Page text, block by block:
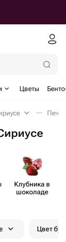
Цветы
Клубника в
шоколаде
Цвет